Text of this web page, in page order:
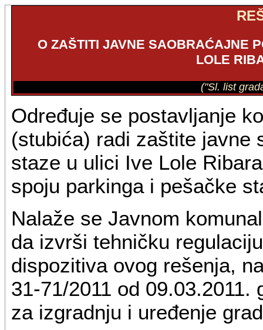
O ZAŠTITI JAVNE SAOBRAĆAJNE
LOLE
("Sl. list
Određuje se postavljanje
(stubića) radi zaštite javne
staze u ulici Ive Lole
spoju parkinga i pešačke
Nalaže se Javnom
da izvrši tehničku
dispozitiva ovog rešenja,
31-71/2011 od
za izgradnju i uređenje